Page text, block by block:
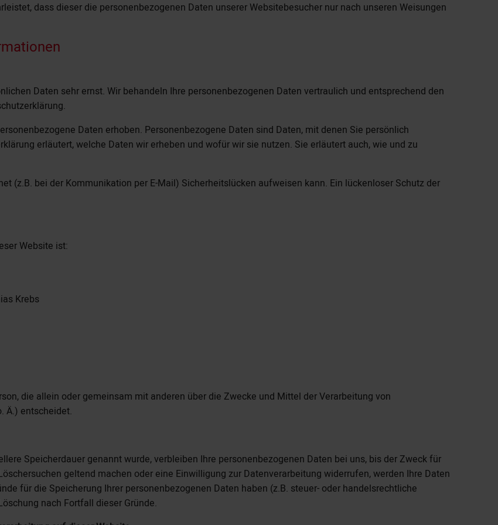
dass dieser die personenbezogenen Daten unserer Websitebesucher nur nach unseren Weisungen
Daten sehr ernst. Wir behandeln Ihre personenbezogenen Daten vertraulich und entsprechend den
Daten erhoben. Personenbezogene Daten sind Daten, mit denen Sie persönlich
erläutert, welche Daten wir erheben und wofür wir sie nutzen. Sie erläutert auch, wie und zu
(z.B. bei der Kommunikation per E-Mail) Sicherheitslücken aufweisen kann. Ein lückenloser Schutz der
Website ist:
Krebs
die allein oder gemeinsam mit anderen über die Zwecke und Mittel der Verarbeitung von
Ä.) entscheidet.
Speicherdauer genannt wurde, verbleiben Ihre personenbezogenen Daten bei uns, bis der Zweck für
geltend machen oder eine Einwilligung zur Datenverarbeitung widerrufen, werden Ihre Daten
für die Speicherung Ihrer personenbezogenen Daten haben (z.B. steuer- oder handelsrechtliche
nach Fortfall dieser Gründe.